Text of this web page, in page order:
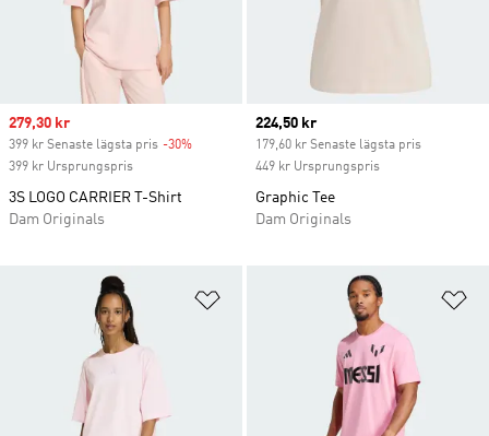
Sale price
279,30 kr
399 kr Senaste lägsta pris -30%
399 kr Ursprungspris
3S LOGO CARRIER T-Shirt
Dam Originals
Current price
224,50 kr
179,60 kr Senaste lägsta pris
449 kr Ursprungspris
Graphic Tee
Dam Originals
Lägg till på önskelistan